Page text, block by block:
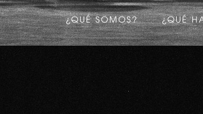
¿QUÉ SOMOS? ¿QUÉ